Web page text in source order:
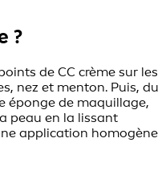
?
de CC crème sur les
nez et menton. Puis, du
éponge de maquillage,
peau en la lissant
application homogène